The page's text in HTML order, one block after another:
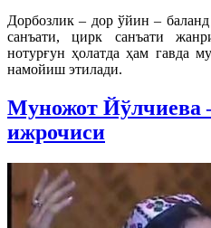
Дорбозлик – дор ўйин –
санъати, цирк санъати
нотурғун ҳолатда ҳам гавда
намойиш этилади.
Муножот
ижрочиси